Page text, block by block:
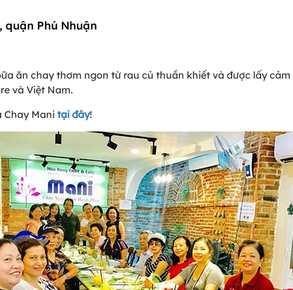
quận Phú Nhuận
ăn chay thơm ngon từ rau củ thuần khiết và được lấy
và Việt Nam.
Chay Mani tại đây!